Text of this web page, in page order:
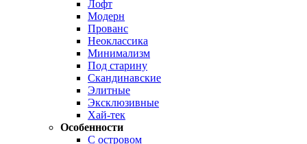
Лофт
Модерн
Прованс
Неоклассика
Минимализм
Под старину
Скандинавские
Элитные
Эксклюзивные
Хай-тек
Особенности
С островом